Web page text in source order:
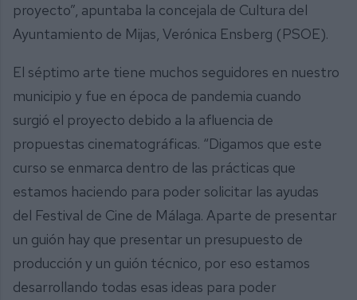
proyecto”, apuntaba la concejala de Cultura del
Ayuntamiento de Mijas, Verónica Ensberg (PSOE).
El séptimo arte tiene muchos seguidores en nuestro
municipio y fue en época de pandemia cuando
surgió el proyecto debido a la afluencia de
propuestas cinematográficas. “Digamos que este
curso se enmarca dentro de las prácticas que
estamos haciendo para poder solicitar las ayudas
del Festival de Cine de Málaga. Aparte de presentar
un guión hay que presentar un presupuesto de
producción y un guión técnico, por eso estamos
desarrollando todas esas ideas para poder